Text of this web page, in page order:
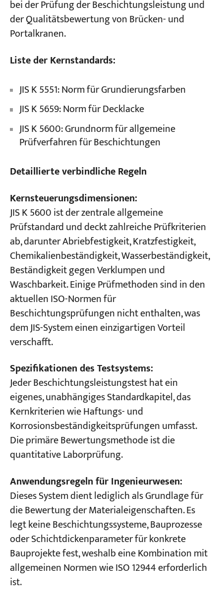
bei der Prüfung der Beschichtungsleistung und
der Qualitätsbewertung von Brücken- und
Portalkranen.
Liste der Kernstandards:
JIS K 5551: Norm für Grundierungsfarben
JIS K 5659: Norm für Decklacke
JIS K 5600: Grundnorm für allgemeine
Prüfverfahren für Beschichtungen
Detaillierte verbindliche Regeln
Kernsteuerungsdimensionen:
JIS K 5600 ist der zentrale allgemeine
Prüfstandard und deckt zahlreiche Prüfkriterien
ab, darunter Abriebfestigkeit, Kratzfestigkeit,
Chemikalienbeständigkeit, Wasserbeständigkeit,
Beständigkeit gegen Verklumpen und
Waschbarkeit. Einige Prüfmethoden sind in den
aktuellen ISO-Normen für
Beschichtungsprüfungen nicht enthalten, was
dem JIS-System einen einzigartigen Vorteil
verschafft.
Spezifikationen des Testsystems:
Jeder Beschichtungsleistungstest hat ein
eigenes, unabhängiges Standardkapitel, das
Kernkriterien wie Haftungs- und
Korrosionsbeständigkeitsprüfungen umfasst.
Die primäre Bewertungsmethode ist die
quantitative Laborprüfung.
Anwendungsregeln für Ingenieurwesen:
Dieses System dient lediglich als Grundlage für
die Bewertung der Materialeigenschaften. Es
legt keine Beschichtungssysteme, Bauprozesse
oder Schichtdickenparameter für konkrete
Bauprojekte fest, weshalb eine Kombination mit
allgemeinen Normen wie ISO 12944 erforderlich
ist.